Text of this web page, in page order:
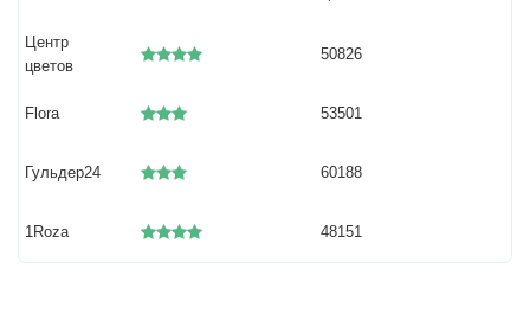
Центр
цветов
50826
Flora 53501
Гульдер24 60188
1Roza 48151